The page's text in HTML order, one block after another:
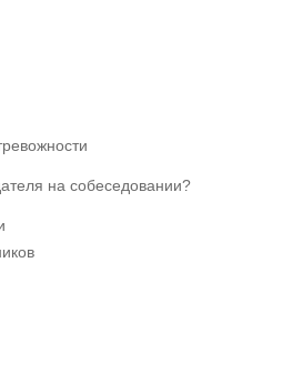
на собеседовании?